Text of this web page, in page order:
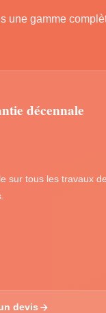
une gamme
décennale
sur tous les travaux
devis